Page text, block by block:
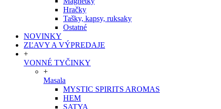
Hračky
Tašky, kapsy, ruksaky
Ostatné
NOVINKY
ZĽAVY A VÝPREDAJE
+
VONNÉ TYČINKY
+
Masala
MYSTIC SPIRITS AROMAS
HEM
SATYA